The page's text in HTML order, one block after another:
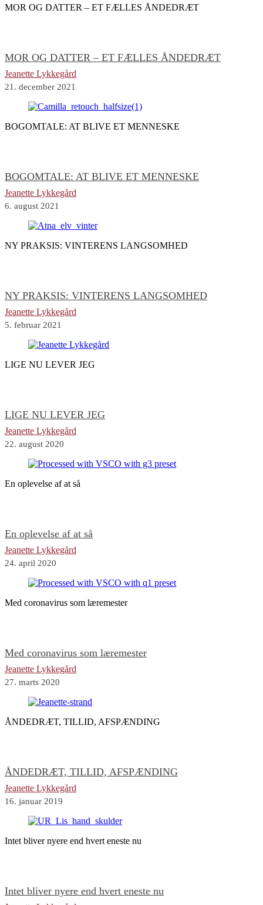
MOR OG DATTER – ET FÆLLES ÅNDEDRÆT
MOR OG DATTER – ET FÆLLES ÅNDEDRÆT
Jeanette Lykkegård
21. december 2021
BOGOMTALE: AT BLIVE ET MENNESKE
BOGOMTALE: AT BLIVE ET MENNESKE
Jeanette Lykkegård
6. august 2021
NY PRAKSIS: VINTERENS LANGSOMHED
NY PRAKSIS: VINTERENS LANGSOMHED
Jeanette Lykkegård
5. februar 2021
LIGE NU LEVER JEG
LIGE NU LEVER JEG
Jeanette Lykkegård
22. august 2020
En oplevelse af at så
En oplevelse af at så
Jeanette Lykkegård
24. april 2020
Med coronavirus som læremester
Med coronavirus som læremester
Jeanette Lykkegård
27. marts 2020
ÅNDEDRÆT, TILLID, AFSPÆNDING
ÅNDEDRÆT, TILLID, AFSPÆNDING
Jeanette Lykkegård
16. januar 2019
Intet bliver nyere end hvert eneste nu
Intet bliver nyere end hvert eneste nu